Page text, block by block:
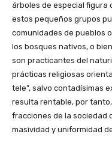
árboles de especial figura
estos pequeños grupos
comunidades de pueblos
los bosques nativos, o
son practicantes del
prácticas religiosas
tele”, salvo contadísimas
resulta rentable, por
fracciones de la sociedad
masividad y uniformidad